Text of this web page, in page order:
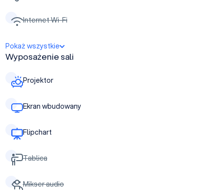
Internet Wi-Fi
Pokaż wszystkie
Wyposażenie sali
Projektor
Ekran wbudowany
Flipchart
Tablica
Mikser audio